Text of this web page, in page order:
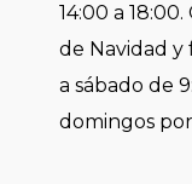
14:00 a
de Navidad y
a sábado de
domingos